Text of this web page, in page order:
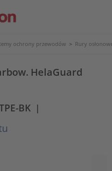
ochrony przewodów > Rury
HelaGuard
BK |